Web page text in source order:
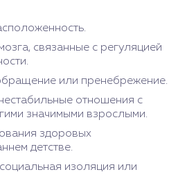
связанные с регуляцией
или пренебрежение.
отношения с
значимыми взрослыми.
здоровых
детстве.
изоляция или